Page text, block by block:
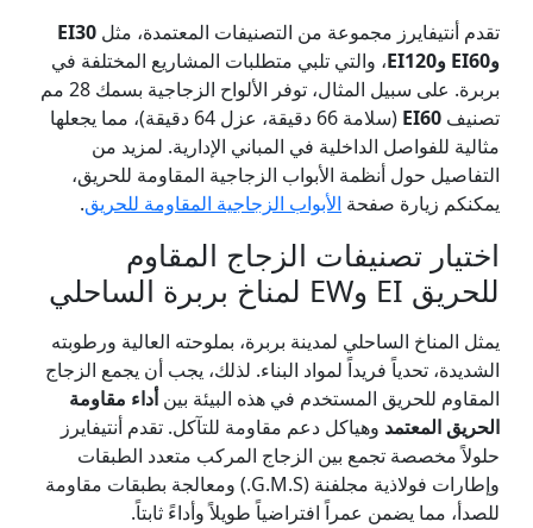
تقدم أنتيفايرز مجموعة من التصنيفات المعتمدة، مثل EI30
وEI60 وEI120
، والتي تلبي متطلبات المشاريع المختلفة في
بربرة. على سبيل المثال، توفر الألواح الزجاجية بسمك 28 مم
تصنيف EI60
(سلامة 66 دقيقة، عزل 64 دقيقة)، مما يجعلها
مثالية للفواصل الداخلية في المباني الإدارية. لمزيد من
التفاصيل حول أنظمة الأبواب الزجاجية المقاومة للحريق،
يمكنكم زيارة صفحة الأبواب الزجاجية المقاومة للحريق.
اختيار تصنيفات الزجاج المقاوم
للحريق EI وEW لمناخ بربرة الساحلي
يمثل المناخ الساحلي لمدينة بربرة، بملوحته العالية ورطوبته
الشديدة، تحدياً فريداً لمواد البناء. لذلك، يجب أن يجمع الزجاج
المقاوم للحريق المستخدم في هذه البيئة بينأداء مقاومة
الحريق المعتمد وهياكل دعم مقاومة للتآكل. تقدم أنتيفايرز
حلولاً مخصصة تجمع بين الزجاج المركب متعدد الطبقات
وإطارات فولاذية مجلفنة (G.M.S.) ومعالجة بطبقات مقاومة
للصدأ، مما يضمن عمراً افتراضياً طويلاً وأداءً ثابتاً.